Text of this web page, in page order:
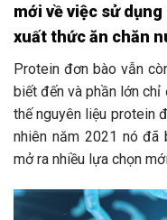
mới về việc sử
xuất thức ăn chăn
Protein đơn bào vẫn
biết đến và phần lớn
thế nguyên liệu protein
nhiên năm 2021 nó
mở ra nhiều lựa chọn